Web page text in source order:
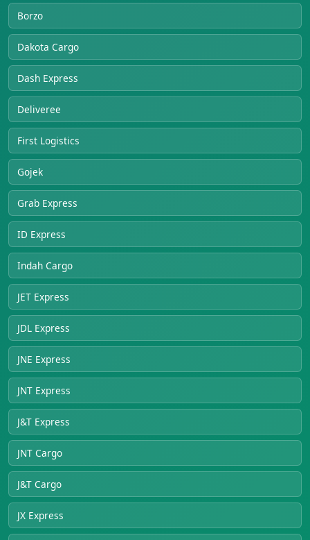
Borzo
Dakota Cargo
Dash Express
Deliveree
First Logistics
Gojek
Grab Express
ID Express
Indah Cargo
JET Express
JDL Express
JNE Express
JNT Express
J&T Express
JNT Cargo
J&T Cargo
JX Express